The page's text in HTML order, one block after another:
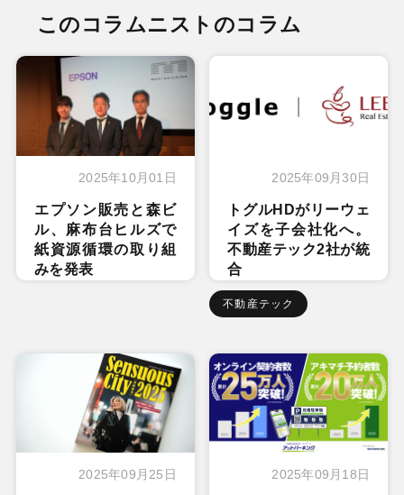
このコラムニストのコラム
2025年10月01日
エプソン販売と森ビ
ル、麻布台ヒルズで
紙資源循環の取り組
みを発表
2025年09月30日
トグルHDがリーウェ
イズを子会社化へ。
不動産テック2社が統
合
不動産テック
2025年09月25日 2025年09月18日